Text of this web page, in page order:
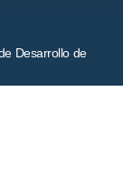
Desarrollo de